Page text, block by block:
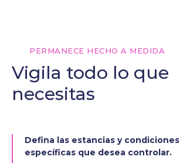
PERMANECE HECHO A MEDIDA
Vigila todo lo que
necesitas
Defina las estancias y condiciones
específicas que desea controlar.